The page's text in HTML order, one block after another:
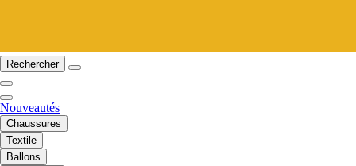
Rechercher
Nouveautés
Chaussures
Textile
Ballons